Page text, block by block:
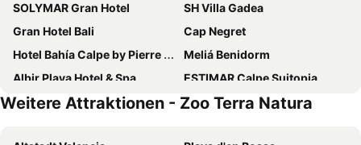
SOLYMAR Gran Hotel
SH Villa Gadea
Gran Hotel Bali
Cap Negret
Hotel Bahía Calpe by Pierre & Vacances
Meliá Benidorm
Albir Playa Hotel & Spa
ESTIMAR Calpe Suitopia
Four Points by Sheraton Costa Blanca
Melia Villaitana
Weitere Attraktionen - Zoo Terra Natura